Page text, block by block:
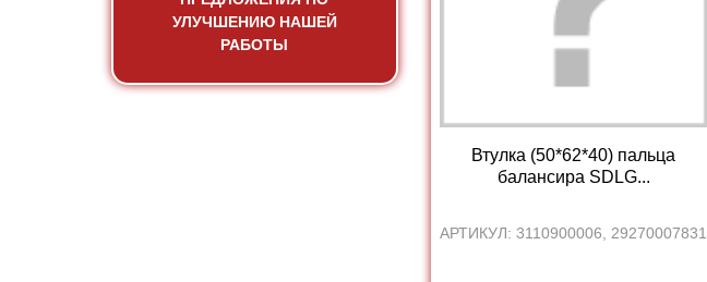
УЛУЧШЕНИЮ НАШЕЙ
РАБОТЫ
Втулка (50*62*40) пальца
балансира SDLG...
АРТИКУЛ: 3110900006, 29270007831